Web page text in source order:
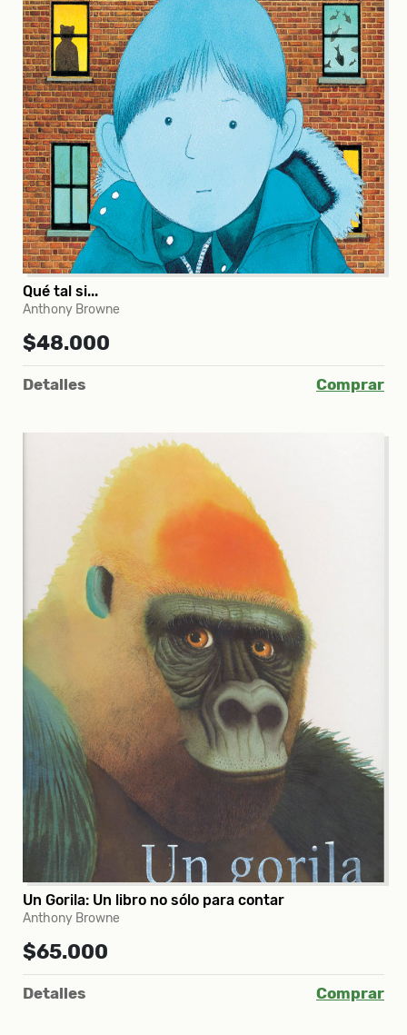
Qué tal si...
Anthony Browne
$48.000
Detalles Comprar
Un Gorila: Un libro no sólo para contar
Anthony Browne
$65.000
Detalles Comprar